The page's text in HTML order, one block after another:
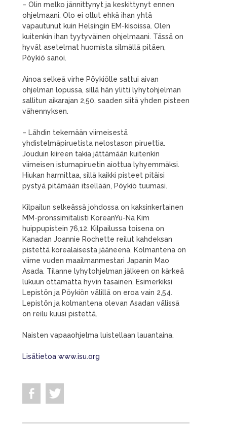
– Olin melko jännittynyt ja keskittynyt ennen
ohjelmaani. Olo ei ollut ehkä ihan yhtä
vapautunut kuin Helsingin EM-kisoissa. Olen
kuitenkin ihan tyytyväinen ohjelmaani. Tässä on
hyvät asetelmat huomista silmällä pitäen,
Pöykiö sanoi.
Ainoa selkeä virhe Pöykiölle sattui aivan
ohjelman lopussa, sillä hän ylitti lyhytohjelman
sallitun aikarajan 2,50, saaden siitä yhden pisteen
vähennyksen.
– Lähdin tekemään viimeisestä
yhdistelmäpiruetista nelostason piruettia.
Jouduin kiireen takia jättämään kuitenkin
viimeisen istumapiruetin aiottua lyhyemmäksi.
Hiukan harmittaa, sillä kaikki pisteet pitäisi
pystyä pitämään itsellään, Pöykiö tuumasi.
Kilpailun selkeässä johdossa on kaksinkertainen
MM-pronssimitalisti KoreanYu-Na Kim
huippupistein 76,12. Kilpailussa toisena on
Kanadan Joannie Rochette reilut kahdeksan
pistettä korealaisesta jääneenä. Kolmantena on
viime vuden maailmanmestari Japanin Mao
Asada. Tilanne lyhytohjelman jälkeen on kärkeä
lukuun ottamatta hyvin tasainen. Esimerkiksi
Lepistön ja Pöykiön välillä on eroa vain 2,54.
Lepistön ja kolmantena olevan Asadan välissä
on reilu kuusi pistettä.
Naisten vapaaohjelma luistellaan lauantaina.
Lisätietoa www.isu.org